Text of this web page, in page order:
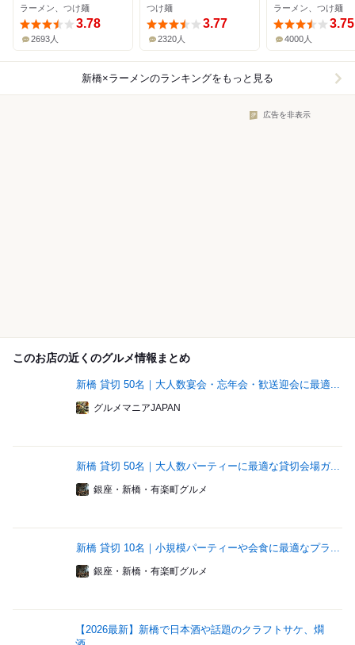
ラーメン、つけ麺
3.78
2693人
つけ麺
3.77
2320人
ラーメン、つけ麺
3.75
4000人
新橋×ラーメンのランキングをもっと見る
広告を非表示
このお店の近くのグルメ情報まとめ
新橋 貸切 50名｜大人数宴会・忘年会・歓送迎会に最適...
グルメマニアJAPAN
新橋 貸切 50名｜大人数パーティーに最適な貸切会場ガ...
銀座・新橋・有楽町グルメ
新橋 貸切 10名｜小規模パーティーや会食に最適なプラ...
銀座・新橋・有楽町グルメ
【2026最新】新橋で日本酒や話題のクラフトサケ、燗